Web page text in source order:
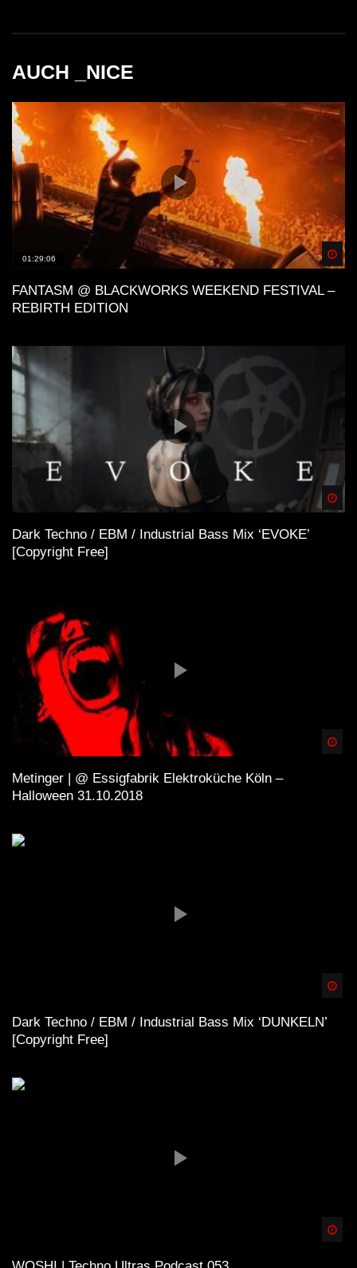
AUCH _NICE
01:29:06
FANTASM @ BLACKWORKS WEEKEND FESTIVAL –
REBIRTH EDITION
Dark Techno / EBM / Industrial Bass Mix ‘EVOKE’
[Copyright Free]
Metinger | @ Essigfabrik Elektroküche Köln –
Halloween 31.10.2018
Dark Techno / EBM / Industrial Bass Mix ‘DUNKELN’
[Copyright Free]